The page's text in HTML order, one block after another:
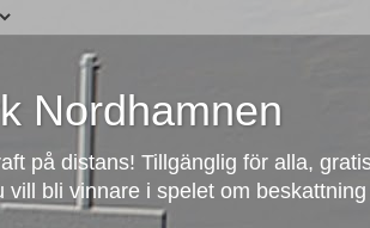
Nordhamnen
på distans! Tillgänglig för alla,
vill bli vinnare i spelet om